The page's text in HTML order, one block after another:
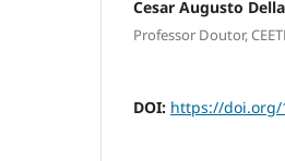
Cesar Augusto
Professor Doutor,
DOI: https://doi.org/